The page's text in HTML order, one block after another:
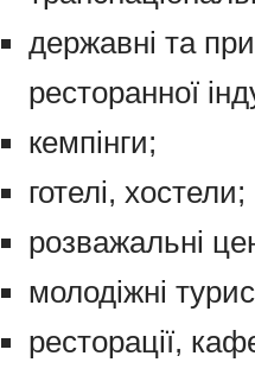
державні та
ресторанної
кемпінги;
готелі, хостели;
розважальні
молодіжні
ресторації,